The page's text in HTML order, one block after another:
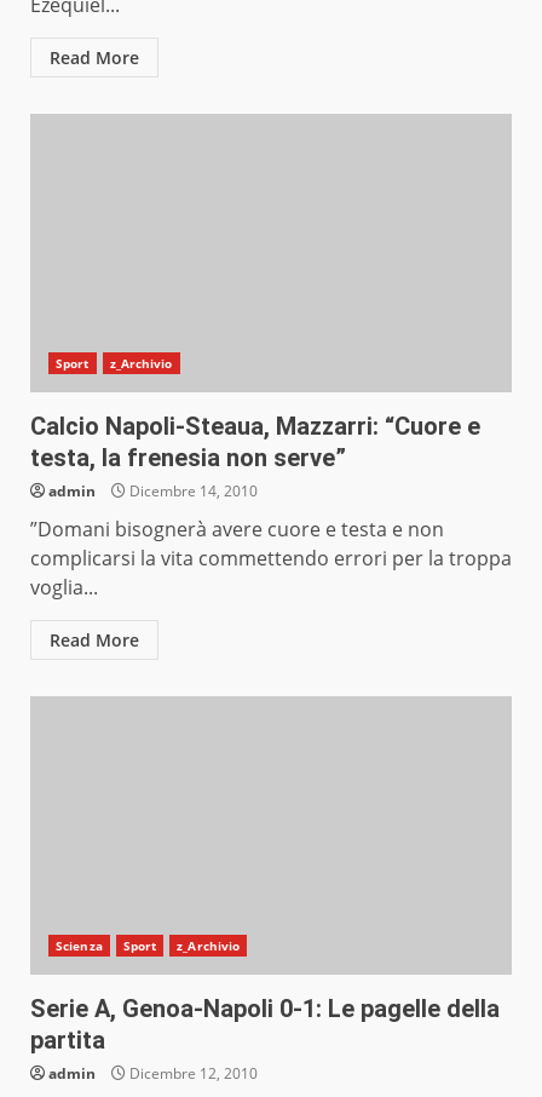
Read More
Sport z_Archivio
Calcio Napoli-Steaua, Mazzarri: “Cuore e
testa, la frenesia non serve”
admin Dicembre 14, 2010
”Domani bisognerà avere cuore e testa e non
complicarsi la vita commettendo errori per la troppa
voglia...
Read More
Scienza Sport z_Archivio
Serie A, Genoa-Napoli 0-1: Le pagelle della
partita
admin Dicembre 12, 2010